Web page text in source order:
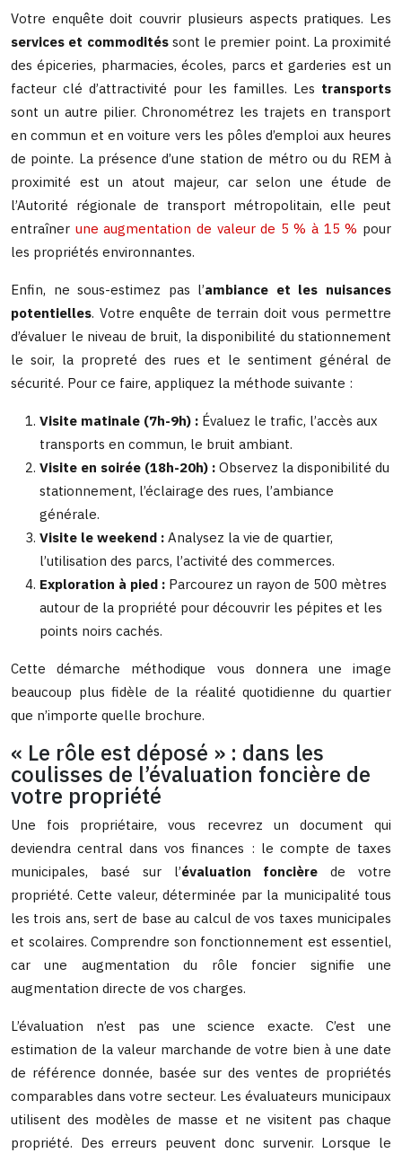
Votre enquête doit couvrir plusieurs aspects pratiques. Les
services et commoditéssont le premier point. La proximité
des épiceries, pharmacies, écoles, parcs et garderies est un
facteur clé d’attractivité pour les familles. Les transports
sont un autre pilier. Chronométrez les trajets en transport
en commun et en voiture vers les pôles d’emploi aux heures
de pointe. La présence d’une station de métro ou du REM à
proximité est un atout majeur, car selon une étude de
l’Autorité régionale de transport métropolitain, elle peut
entraîner une augmentation de valeur de 5 % à 15 % pour
les propriétés environnantes.
Enfin, ne sous-estimez pas l’ambiance et les nuisances
potentielles. Votre enquête de terrain doit vous permettre
d’évaluer le niveau de bruit, la disponibilité du stationnement
le soir, la propreté des rues et le sentiment général de
sécurité. Pour ce faire, appliquez la méthode suivante :
Visite matinale (7h-9h) : Évaluez le trafic, l’accès aux
transports en commun, le bruit ambiant.
Visite en soirée (18h-20h) : Observez la disponibilité du
stationnement, l’éclairage des rues, l’ambiance
générale.
Visite le weekend : Analysez la vie de quartier,
l’utilisation des parcs, l’activité des commerces.
Exploration à pied : Parcourez un rayon de 500 mètres
autour de la propriété pour découvrir les pépites et les
points noirs cachés.
Cette démarche méthodique vous donnera une image
beaucoup plus fidèle de la réalité quotidienne du quartier
que n’importe quelle brochure.
« Le rôle est déposé » : dans les
coulisses de l’évaluation foncière de
votre propriété
Une fois propriétaire, vous recevrez un document qui
deviendra central dans vos finances : le compte de taxes
municipales, basé sur l’évaluation foncière de votre
propriété. Cette valeur, déterminée par la municipalité tous
les trois ans, sert de base au calcul de vos taxes municipales
et scolaires. Comprendre son fonctionnement est essentiel,
car une augmentation du rôle foncier signifie une
augmentation directe de vos charges.
L’évaluation n’est pas une science exacte. C’est une
estimation de la valeur marchande de votre bien à une date
de référence donnée, basée sur des ventes de propriétés
comparables dans votre secteur. Les évaluateurs municipaux
utilisent des modèles de masse et ne visitent pas chaque
propriété. Des erreurs peuvent donc survenir. Lorsque le